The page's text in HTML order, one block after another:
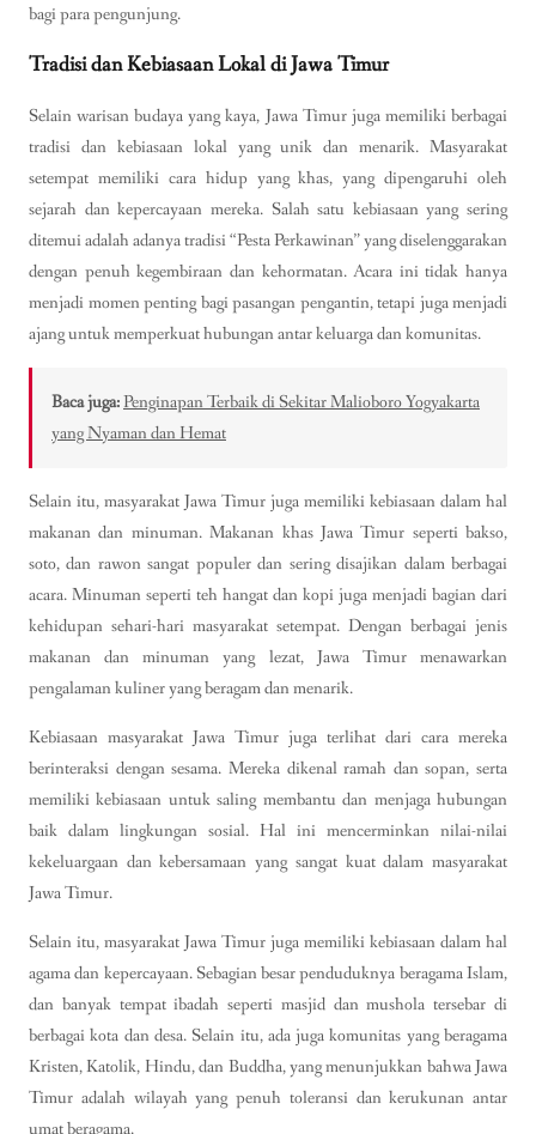
bagi para pengunjung.
Tradisi dan Kebiasaan Lokal di Jawa Timur
Selain warisan budaya yang kaya, Jawa Timur juga memiliki berbagai
tradisi dan kebiasaan lokal yang unik dan menarik. Masyarakat
setempat memiliki cara hidup yang khas, yang dipengaruhi oleh
sejarah dan kepercayaan mereka. Salah satu kebiasaan yang sering
ditemui adalah adanya tradisi “Pesta Perkawinan” yang diselenggarakan
dengan penuh kegembiraan dan kehormatan. Acara ini tidak hanya
menjadi momen penting bagi pasangan pengantin, tetapi juga menjadi
ajang untuk memperkuat hubungan antar keluarga dan komunitas.
Baca juga:Penginapan Terbaik di Sekitar Malioboro Yogyakarta
yang Nyaman dan Hemat
Selain itu, masyarakat Jawa Timur juga memiliki kebiasaan dalam hal
makanan dan minuman. Makanan khas Jawa Timur seperti bakso,
soto, dan rawon sangat populer dan sering disajikan dalam berbagai
acara. Minuman seperti teh hangat dan kopi juga menjadi bagian dari
kehidupan sehari-hari masyarakat setempat. Dengan berbagai jenis
makanan dan minuman yang lezat, Jawa Timur menawarkan
pengalaman kuliner yang beragam dan menarik.
Kebiasaan masyarakat Jawa Timur juga terlihat dari cara mereka
berinteraksi dengan sesama. Mereka dikenal ramah dan sopan, serta
memiliki kebiasaan untuk saling membantu dan menjaga hubungan
baik dalam lingkungan sosial. Hal ini mencerminkan nilai-nilai
kekeluargaan dan kebersamaan yang sangat kuat dalam masyarakat
Jawa Timur.
Selain itu, masyarakat Jawa Timur juga memiliki kebiasaan dalam hal
agama dan kepercayaan. Sebagian besar penduduknya beragama Islam,
dan banyak tempat ibadah seperti masjid dan mushola tersebar di
berbagai kota dan desa. Selain itu, ada juga komunitas yang beragama
Kristen, Katolik, Hindu, dan Buddha, yang menunjukkan bahwa Jawa
Timur adalah wilayah yang penuh toleransi dan kerukunan antar